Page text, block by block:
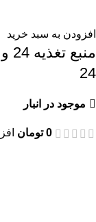
افزودن به سبد خرید
24
موجود در انبار
0 تومان